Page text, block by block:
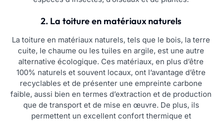
2. La toiture en matériaux naturels
La toiture en matériaux naturels, tels que le bois, la terre
cuite, le chaume ou les tuiles en argile, est une autre
alternative écologique. Ces matériaux, en plus d’être
100% naturels et souvent locaux, ont l’avantage d’être
recyclables et de présenter une empreinte carbone
faible, aussi bien en termes d’extraction et de production
que de transport et de mise en œuvre. De plus, ils
permettent un excellent confort thermique et